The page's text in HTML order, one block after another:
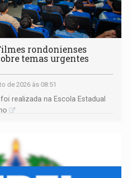
rondonienses
temas urgentes
de 2026 às 08:51
realizada na Escola Estadual